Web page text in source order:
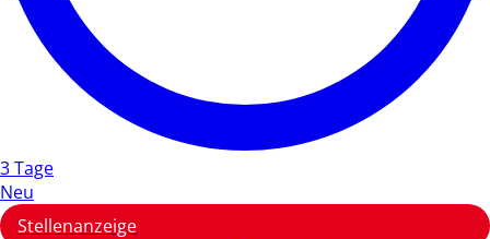
3 Tage
Neu
Stellenanzeige